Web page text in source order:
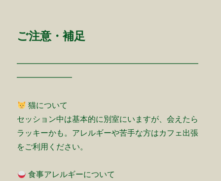
ご注意・補足
━━━━━━━━━━━━━━━━━━━━━━━
━━━━━━━
猫について
セッション中は基本的に別室にいますが、会えたら
ラッキーかも。アレルギーや苦手な方はカフェ出張
をご利用ください。
食事アレルギーについて